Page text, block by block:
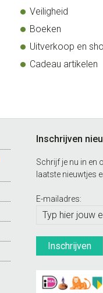
Veiligheid
Boeken
Uitverkoop en
Cadeau artikelen
Inschrijven
Schrijf je nu in en
laatste nieuwtjes
E-mailadres: